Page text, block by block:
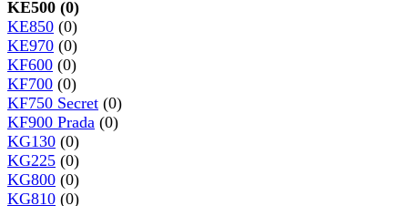
KE500 (0)
KE850 (0)
KE970 (0)
KF600 (0)
KF700 (0)
KF750 Secret (0)
KF900 Prada (0)
KG130 (0)
KG225 (0)
KG800 (0)
KG810 (0)